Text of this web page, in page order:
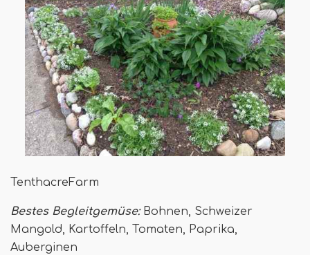
TenthacreFarm
Bestes Begleitgemüse: Bohnen, Schweizer
Mangold, Kartoffeln, Tomaten, Paprika,
Auberginen